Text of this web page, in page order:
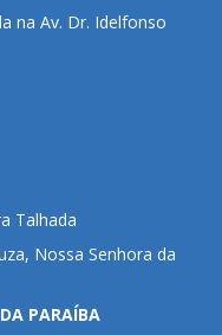
na Av. Dr. Idelfonso
Talhada
Nossa Senhora da
PARAÍBA